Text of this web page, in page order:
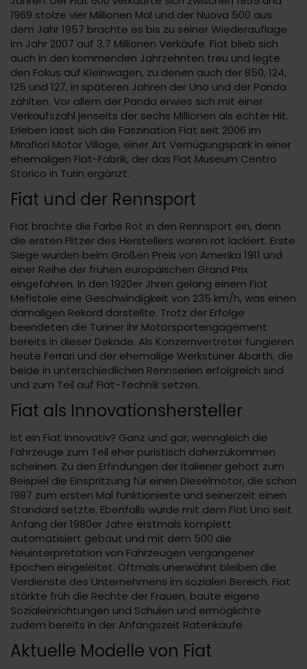
1969 stolze vier Millionen Mal und der Nuova 500 aus
dem Jahr 1957 brachte es bis zu seiner Wiederauflage
im Jahr 2007 auf 3,7 Millionen Verkäufe. Fiat blieb sich
auch in den kommenden Jahrzehnten treu und legte
den Fokus auf Kleinwagen, zu denen auch der 850, 124,
125 und 127, in späteren Jahren der Uno und der Panda
zählten. Vor allem der Panda erwies sich mit einer
Verkaufszahl jenseits der sechs Millionen als echter Hit.
Erleben lässt sich die Faszination Fiat seit 2006 im
Mirafiori Motor Village, einer Art Vernügungspark in einer
ehemaligen Fiat-Fabrik, der das Fiat Museum Centro
Storico in Turin ergänzt.
Fiat und der Rennsport
Fiat brachte die Farbe Rot in den Rennsport ein, denn
die ersten Flitzer des Herstellers waren rot lackiert. Erste
Siege wurden beim Großen Preis von Amerika 1911 und
einer Reihe der frühen europäischen Grand Prix
eingefahren. In den 1920er Jhren gelang einem Fiat
Mefistole eine Geschwindigkeit von 235 km/h, was einen
damaligen Rekord darstellte. Trotz der Erfolge
beendeten die Turiner ihr Motorsportengagement
bereits in dieser Dekade. Als Konzernvertreter fungieren
heute Ferrari und der ehemalige Werkstuner Abarth, die
beide in unterschiedlichen Rennserien erfolgreich sind
und zum Teil auf Fiat-Technik setzen.
Fiat als Innovationshersteller
Ist ein Fiat innovativ? Ganz und gar, wenngleich die
Fahrzeuge zum Teil eher puristisch daherzukommen
scheinen. Zu den Erfindungen der Italiener gehört zum
Beispiel die Einspritzung für einen Dieselmotor, die schon
1987 zum ersten Mal funktionierte und seinerzeit einen
Standard setzte. Ebenfalls wurde mit dem Fiat Uno seit
Anfang der 1980er Jahre erstmals komplett
automatisiert gebaut und mit dem 500 die
Neuinterpretation von Fahrzeugen vergangener
Epochen eingeleitet. Oftmals unerwähnt bleiben die
Verdienste des Unternehmens im sozialen Bereich. Fiat
stärkte früh die Rechte der Frauen, baute eigene
Sozialeinrichtungen und Schulen und ermöglichte
zudem bereits in der Anfangszeit Ratenkäufe.
Aktuelle Modelle von Fiat